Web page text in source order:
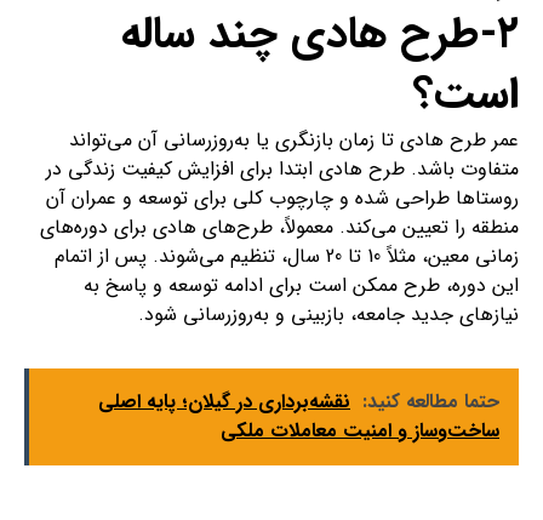
۲-طرح هادی چند ساله
است؟
عمر طرح هادی تا زمان بازنگری یا به‌روزرسانی آن می‌تواند
متفاوت باشد. طرح هادی ابتدا برای افزایش کیفیت زندگی در
روستاها طراحی شده و چارچوب کلی برای توسعه و عمران آن
منطقه را تعیین می‌کند. معمولاً، طرح‌های هادی برای دوره‌های
زمانی معین، مثلاً 10 تا 20 سال، تنظیم می‌شوند. پس از اتمام
این دوره، طرح ممکن است برای ادامه توسعه و پاسخ به
نیازهای جدید جامعه، بازبینی و به‌روزرسانی شود.
حتما مطالعه کنید: نقشه‌برداری در گیلان؛ پایه اصلی
ساخت‌وساز و امنیت معاملات ملکی